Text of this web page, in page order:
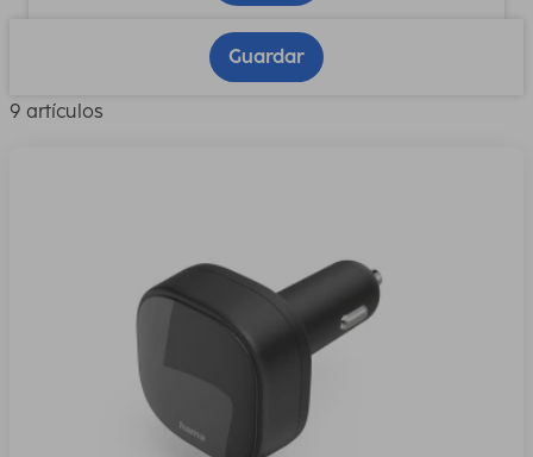
Guardar
9 artículos